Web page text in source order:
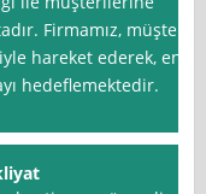
Firmamız, müşteri
hareket ederek, en
hedeflemektedir.